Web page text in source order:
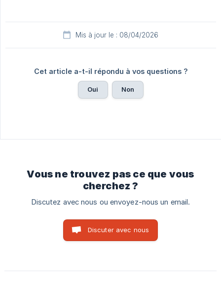
Mis à jour le : 08/04/2026
Cet article a-t-il répondu à vos questions ?
Oui Non
Vous ne trouvez pas ce que vous
cherchez ?
Discutez avec nous ou envoyez-nous un email.
Discuter avec nous